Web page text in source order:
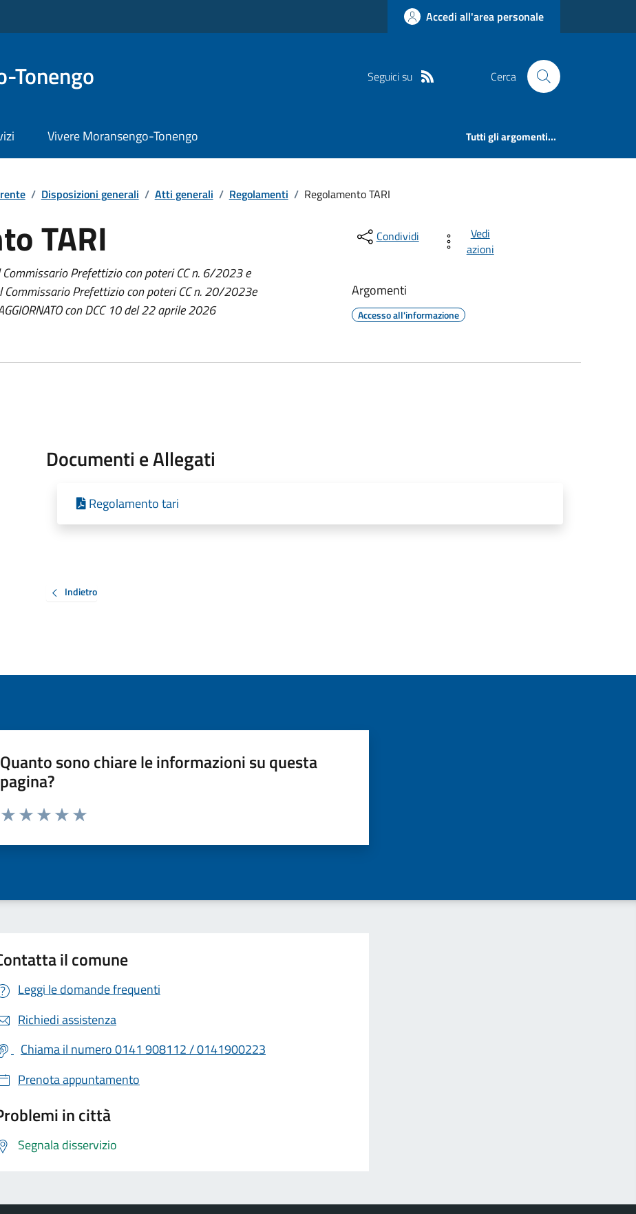
Accedi all'area personale
Tonengo Seguici su Cerca
Vivere Moransengo-Tonengo Tutti gli argomenti...
/ Disposizioni generali / Atti generali / Regolamenti / Regolamento TARI
TARI
Prefettizio con poteri CC n. 6/2023 e
Prefettizio con poteri CC n. 20/2023e
con DCC 10 del 22 aprile 2026
Condividi
Vedi
azioni
Argomenti
Accesso all'informazione
Documenti e Allegati
Regolamento tari
Indietro
Quanto sono chiare le informazioni su questa
pagina?
Valuta da 1 a 5 stelle la pagina
il comune
Leggi le domande frequenti
Richiedi assistenza
Chiama il numero 0141 908112 / 0141900223
Prenota appuntamento
in città
Segnala disservizio